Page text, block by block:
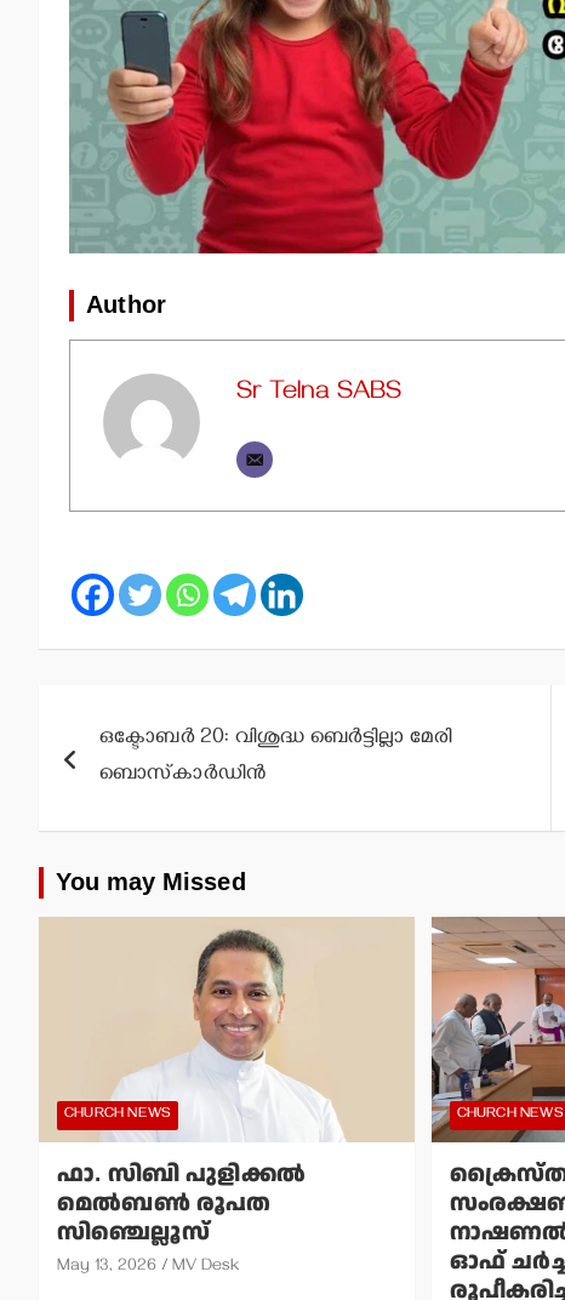
Author
Sr Telna SABS
navigation
ഒക്ടോബര്‍ 20: വിശുദ്ധ ബെര്‍ട്ടില്ലാ മേരി
ബൊസ്‌കാര്‍ഡിന്‍
You may Missed
CHURCH NEWS
ഫാ. സിബി പുളിക്കല്‍
മെല്‍ബണ്‍ രൂപത
സിഞ്ചെല്ലൂസ്
May 13, 2026 MV Desk
CHURCH NEWS
ഓഫ്